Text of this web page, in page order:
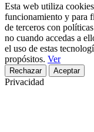
Esta web utiliza
funcionamiento y para
de terceros con
no cuando accedas a
el uso de estas
propósitos. Ver
Rechazar Aceptar
Privacidad